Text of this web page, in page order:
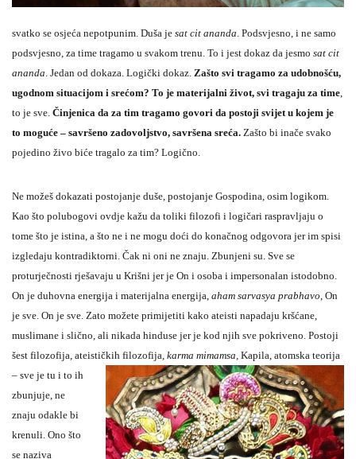
svatko se osjeća nepotpunim. Duša je sat cit ananda . Podsvjesno, i ne samo
podsvjesno, za time tragamo u svakom trenu. To i jest dokaz da jesmo sat cit
ananda . Jedan od dokaza. Logički dokaz. Zašto svi tragamo za udobnošću,
ugodnom situacijom i srećom? To je materijalni život, svi tragaju za time
to je sve. Činjenica da za tim tragamo govori da postoji svijet u kojem je
to moguće – savršeno zadovoljstvo, savršena sreća. Zašto bi inače svako
pojedino živo biće tragalo za tim? Logično.
Ne možeš dokazati postojanje duše, postojanje Gospodina, osim logikom.
Kao što polubogovi ovdje kažu da toliki filozofi i logičari raspravljaju o
tome što je istina, a što ne i ne mogu doći do konačnog odgovora jer im spisi
izgledaju kontradiktorni. Čak ni oni ne znaju. Zbunjeni su. Sve se
proturječnosti rješavaju u Krišni jer je On i osoba i impersonalan istodobno.
On je duhovna energija i materijalna energija, aham sarvasya prabhavo , On
je sve. On je sve. Zato možete primijetiti kako ateisti napadaju kršćane,
muslimane i slično, ali nikada hinduse jer je kod njih sve pokriveno. Postoji
šest filozofija, ateističkih filozofija, karma mimamsa , Kapila, atomska teorija
– sve je tu i to ih
zbunjuje, ne
znaju odakle bi
krenuli. Ono što
se naziva